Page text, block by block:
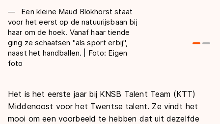
Een kleine Maud Blokhorst staat
voor het eerst op de natuurijsbaan bij
haar om de hoek. Vanaf haar tiende
ging ze schaatsen "als sport erbij",
naast het handballen. | Foto: Eigen
foto
Het is het eerste jaar bij KNSB Talent Team (KTT)
Middenoost voor het Twentse talent. Ze vindt het
mooi om een voorbeeld te hebben dat uit dezelfde